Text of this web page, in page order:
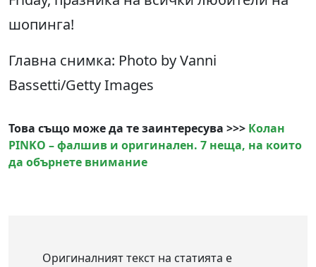
шопинга!
Главна снимка: Photo by Vanni
Bassetti/Getty Images
Това също може да те заинтересува >>> Колан
PINKO – фалшив и оригинален. 7 неща, на които
да обърнете внимание
Оригиналният текст на статията е